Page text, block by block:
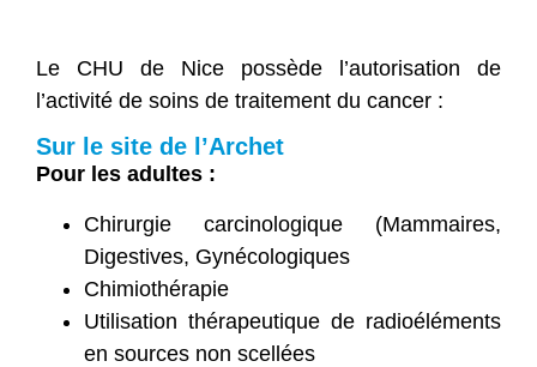
Le CHU de Nice possède l’autorisation de
l’activité de soins de traitement du cancer :
Sur le site de l’Archet
Pour les adultes :
Chirurgie carcinologique (Mammaires,
Digestives, Gynécologiques
Chimiothérapie
Utilisation thérapeutique de radioéléments
en sources non scellées